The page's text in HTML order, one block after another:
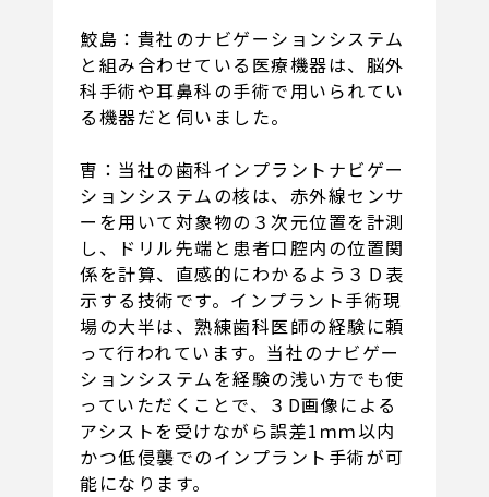
鮫島：貴社のナビゲーションシステム
と組み合わせている医療機器は、脳外
科手術や耳鼻科の手術で用いられてい
る機器だと伺いました。
曺：当社の歯科インプラントナビゲー
ションシステムの核は、赤外線センサ
ーを用いて対象物の３次元位置を計測
し、ドリル先端と患者口腔内の位置関
係を計算、直感的にわかるよう３Ｄ表
示する技術です。インプラント手術現
場の大半は、熟練歯科医師の経験に頼
って行われています。当社のナビゲー
ションシステムを経験の浅い方でも使
っていただくことで、３D画像による
アシストを受けながら誤差1ｍｍ以内
かつ低侵襲でのインプラント手術が可
能になります。